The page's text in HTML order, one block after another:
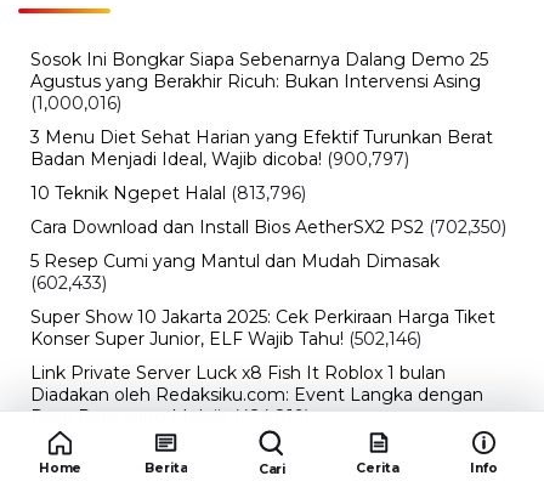
Sosok Ini Bongkar Siapa Sebenarnya Dalang Demo 25
Agustus yang Berakhir Ricuh: Bukan Intervensi Asing
(1,000,016)
3 Menu Diet Sehat Harian yang Efektif Turunkan Berat
Badan Menjadi Ideal, Wajib dicoba! (900,797)
10 Teknik Ngepet Halal (813,796)
Cara Download dan Install Bios AetherSX2 PS2 (702,350)
5 Resep Cumi yang Mantul dan Mudah Dimasak
(602,433)
Super Show 10 Jakarta 2025: Cek Perkiraan Harga Tiket
Konser Super Junior, ELF Wajib Tahu! (502,146)
Link Private Server Luck x8 Fish It Roblox 1 bulan
Diadakan oleh Redaksiku.com: Event Langka dengan
Drop Rate yang Melejit (424,819)
10 Film Indonesia Tayang November 2024, Ada Film
Wulan Guritno! (352,096)
Home Berita Cari Cerita Info